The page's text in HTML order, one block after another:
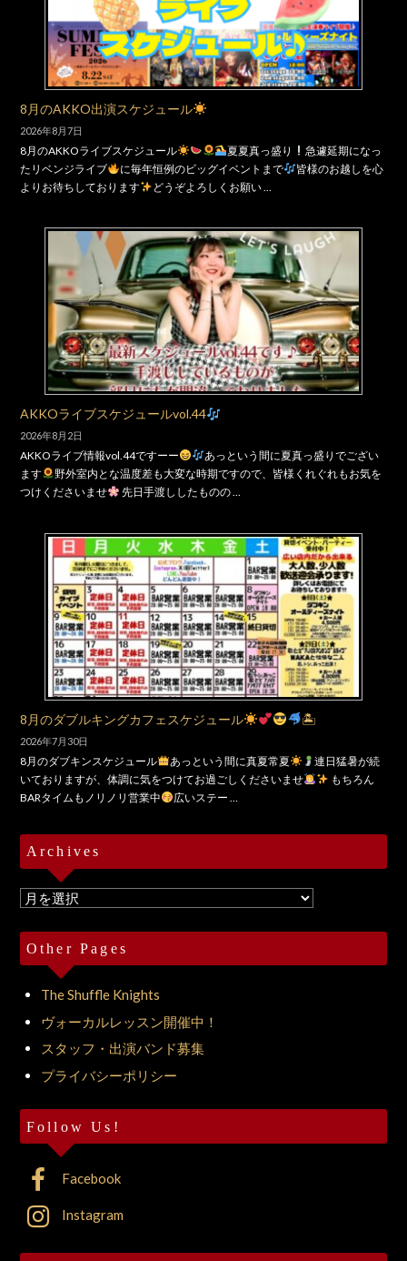
8月のAKKO出演スケジュール
2026年8月7日
8月のAKKOライブスケジュール 夏夏真っ盛り
急遽延期になっ
たリベンジライブ
に毎年恒例のビッグイベントまで
皆様のお越しを心
よりお待ちしております
どうぞよろしくお願い …
AKKOライブスケジュールvol.44
2026年8月2日
AKKOライブ情報vol.44ですーー
あっという間に夏真っ盛りでござい
ます
野外室内とな温度差も大変な時期ですので、皆様くれぐれもお気を
つけくださいませ
先日手渡ししたものの …
8月のダブルキングカフェスケジュール 🏝
2026年7月30日
8月のダブキンスケジュール あっという間に真夏常夏
連日猛暑が続
いておりますが、体調に気をつけてお過ごしくださいませ
もちろん
BARタイムもノリノリ営業中
広いステー …
Archives
Archives
Other Pages
The Shuffle Knights
ヴォーカルレッスン開催中！
スタッフ・出演バンド募集
プライバシーポリシー
Follow Us!
Facebook
Instagram